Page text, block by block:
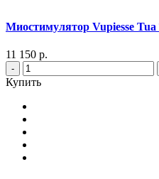
Миостимулятор Vupiesse
11 150 р.
-
Купить